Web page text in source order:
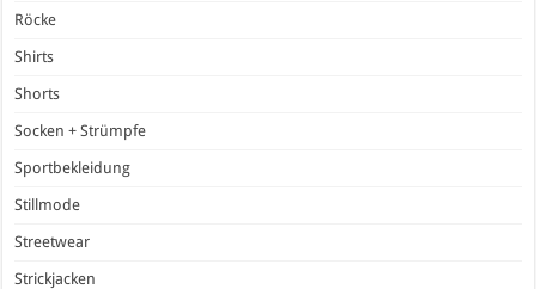
Röcke
Shirts
Shorts
Socken + Strümpfe
Sportbekleidung
Stillmode
Streetwear
Strickjacken